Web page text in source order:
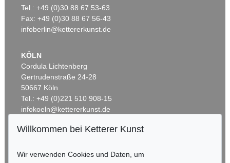
Phantom mit Rot , 1953
Ergebnis:€ 362.500
Auktion 433 - Lot 904
Ergebnis:€ 362.500
Auktion 525 - Lot 220
Ergebnis: € 275.000
Tel.: +49 (0)30 88 67 53-63
Fax: +49 (0)30 88 67 56-43
infoberlin@kettererkunst.de
KÖLN
Cordula Lichtenberg
Gertrudenstraße 24-28
50667 Köln
Tel.: +49 (0)221 510 908-15
infokoeln@kettererkunst.de
RHEINLAND-PFALZ
Willkommen bei Ketterer Kunst
Wir verwenden Cookies und Daten, um